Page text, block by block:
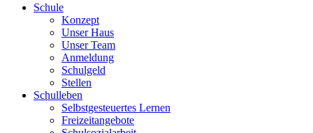
Schule
Konzept
Unser Haus
Unser Team
Anmeldung
Schulgeld
Stellen
Schulleben
Selbstgesteuertes Lernen
Freizeitangebote